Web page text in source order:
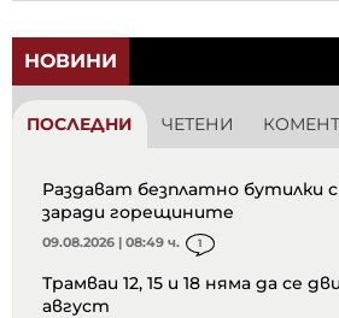
НОВИНИ
ПОСЛЕДНИ ЧЕТЕНИ
Раздават безплатно бутилки
заради горещините
09.08.2026 | 08:49 ч. 1
Трамваи 12, 15 и 18 няма да се
август